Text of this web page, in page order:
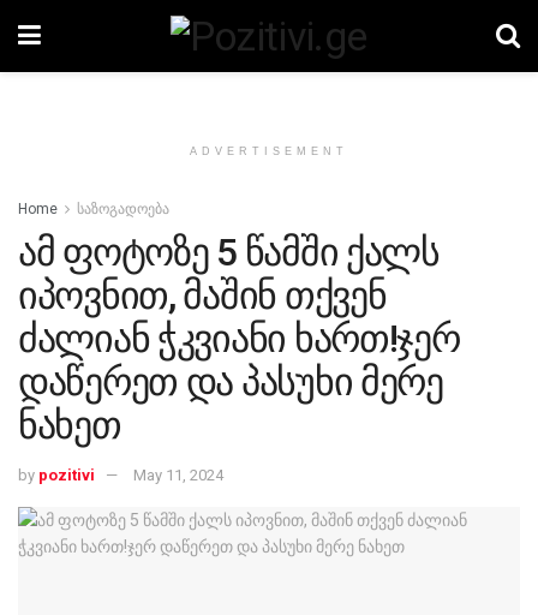
ADVERTISEMENT
Home საზოგადოება
ამ ფოტოზე 5 წამში ქალს
იპოვნით, მაშინ თქვენ
ძალიან ჭკვიანი ხართ!ჯერ
დაწერეთ და პასუხი მერე
ნახეთ
by pozitivi May 11, 2024